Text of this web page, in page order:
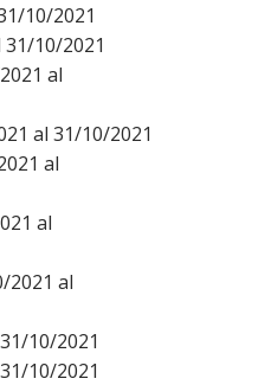
10/2021
10/2021
al
al 31/10/2021
al
al
2021 al
10/2021
10/2021